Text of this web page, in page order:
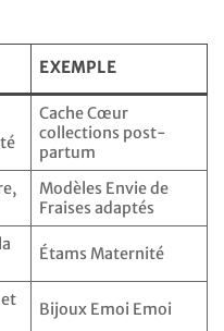
EXEMPLE
Cache Cœur
collections post-
partum
Modèles Envie de
Fraises adaptés
Étams Maternité
Bijoux Emoi Emoi